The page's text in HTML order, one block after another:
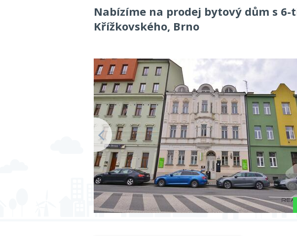
Nabízíme na prodej bytový dům s
Křížkovského, Brno